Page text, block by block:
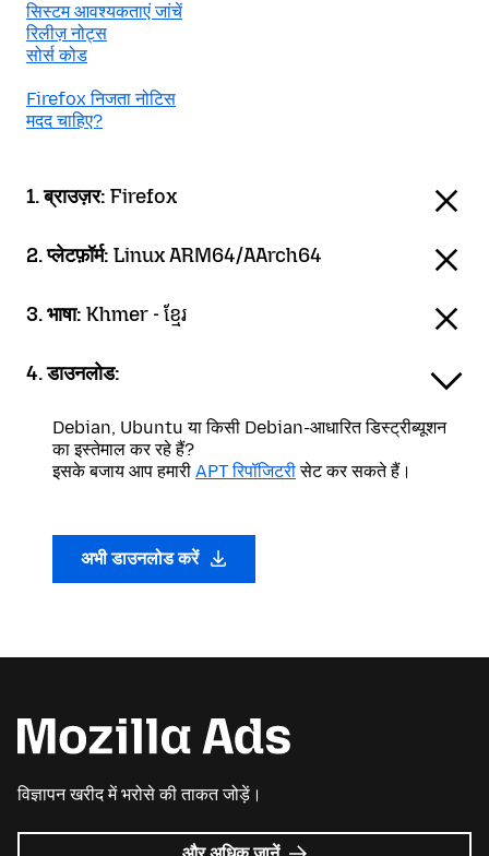
सिस्टम आवश्यकताएं जांचें
रिलीज़ नोट्स
सोर्स कोड
Firefox निजता नोटिस
मदद चाहिए?
1. ब्राउज़र: Firefox
2. प्लेटफ़ॉर्म: Linux ARM64/AArch64
3. भाषा: Khmer - ខ្មែរ
4. डाउनलोड:
Debian, Ubuntu या किसी Debian-आधारित डिस्ट्रीब्यूशन
का इस्तेमाल कर रहे हैं?
इसके बजाय आप हमारी APT रिपॉजिटरीसेट कर सकते हैं।
अभी डाउनलोड करें
विज्ञापन खरीद में भरोसे की ताकत जोड़ें।